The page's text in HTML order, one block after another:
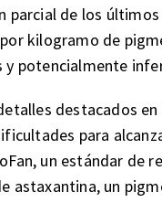
parcial de los
kilogramo de
y potencialmente
destacados
para
un estándar de
astaxantina, un